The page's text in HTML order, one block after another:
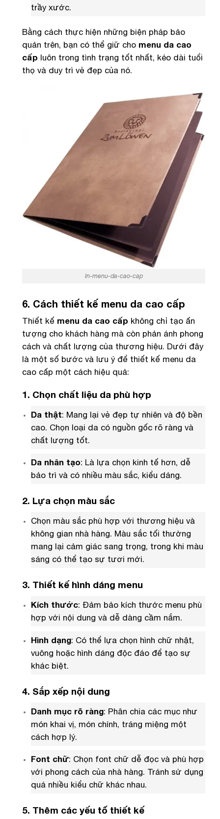
trầy xước.
Bằng cách thực hiện những biện pháp bảo
quản trên, bạn có thể giữ cho menu da cao
cấp luôn trong tình trạng tốt nhất, kéo dài tuổi
thọ và duy trì vẻ đẹp của nó.
In-menu-da-cao-cap
6. Cách thiết kế menu da cao cấp
Thiết kế menu da cao cấp không chỉ tạo ấn
tượng cho khách hàng mà còn phản ánh phong
cách và chất lượng của thương hiệu. Dưới đây
là một số bước và lưu ý để thiết kế menu da
cao cấp một cách hiệu quả:
1. Chọn chất liệu da phù hợp
Da thật: Mang lại vẻ đẹp tự nhiên và độ bền
cao. Chọn loại da có nguồn gốc rõ ràng và
chất lượng tốt.
Da nhân tạo: Là lựa chọn kinh tế hơn, dễ
bảo trì và có nhiều màu sắc, kiểu dáng.
2. Lựa chọn màu sắc
Chọn màu sắc phù hợp với thương hiệu và
không gian nhà hàng. Màu sắc tối thường
mang lại cảm giác sang trọng, trong khi màu
sáng có thể tạo sự tươi mới.
3. Thiết kế hình dáng menu
Kích thước: Đảm bảo kích thước menu phù
hợp với nội dung và dễ dàng cầm nắm.
Hình dạng: Có thể lựa chọn hình chữ nhật,
vuông hoặc hình dáng độc đáo để tạo sự
khác biệt.
4. Sắp xếp nội dung
Danh mục rõ ràng: Phân chia các mục như
món khai vị, món chính, tráng miệng một
cách hợp lý.
Font chữ: Chọn font chữ dễ đọc và phù hợp
với phong cách của nhà hàng. Tránh sử dụng
quá nhiều kiểu chữ khác nhau.
5. Thêm các yếu tố thiết kế